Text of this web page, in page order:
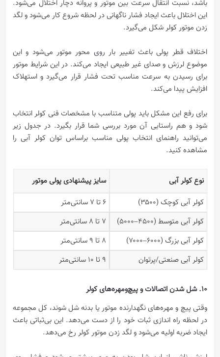
باشد، نسبت انتقال سرعت بین موتور و پروانه دچار اختلال می‌شود.
این اختلال باعث ایجاد فشار ناگهانی در لحظه شروع کار می‌شود و لگد
زدن موتور کولر شکل می‌گیرد.
اختلاف قطر پولی باعث تغییر بار روی محور موتور می‌شود و این
موضوع لرزش و صدای غیر طبیعی ایجاد می‌کند. در این شرایط موتور
برای رسیدن به سرعت مناسب تحت فشار قرار می‌گیرد و استهلاک
افزایش پیدا می‌کند.
برای رفع این مشکل باید پولی متناسب با مشخصات فنی کولر انتخاب
شود و هم راستایی آن مورد بررسی شما قرار بگیرد. در جدول زیر
می‌توانید راهنمای انتخاب پولی مناسب براساس توان کولر آبی را
مشاهده کنید.
نوع کولر آبی
سایز پیشنهادی پولی موتور
کولر آبی کوچک (۳۵۰۰)
6 تا 7 سانتی‌متر
کولر آبی متوسط (۴۵۰۰–۵۰۰۰)
7 تا 8 سانتی‌متر
کولر آبی بزرگ (۶۰۰۰–۷۰۰۰)
8 تا 9 سانتی‌متر
کولر آبی صنعتی/پرتوان
9 تا 10 سانتی‌متر
10. شل شدن اتصالات و پیچ‌ومهره‌های کولر
وقتی پیچ و مهره‌های نگهدارنده موتور یا بدنه شل شوند، کل مجموعه
در لحظه راه اندازی ثبات خود را از دست می‌دهد. این بی‌ثباتی باعث
ایجاد ضربه اولیه می‌شود و لگد زدن موتور کولر رخ می‌دهد.